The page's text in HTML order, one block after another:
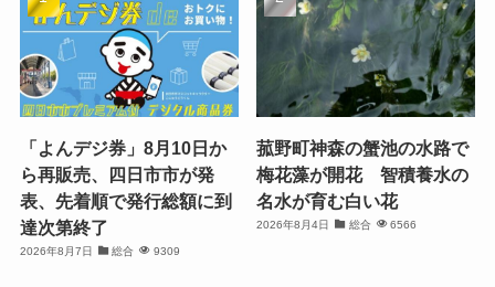
「よんデジ券」8月10日か
ら再販売、四日市市が発
表、先着順で発行総額に到
達次第終了
2026年8月7日 総合 9309
菰野町神森の蟹池の水路で
梅花藻が開花 智積養水の
名水が育む白い花
2026年8月4日 総合 6566